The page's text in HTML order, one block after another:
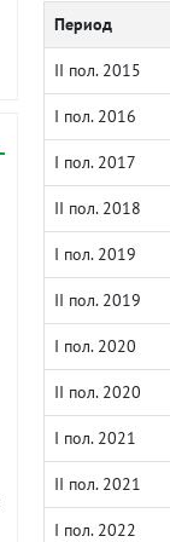
Период
II пол. 2015
I пол. 2016
I пол. 2017
II пол. 2018
I пол. 2019
II пол. 2019
I пол. 2020
II пол. 2020
I пол. 2021
II пол. 2021
I пол. 2022